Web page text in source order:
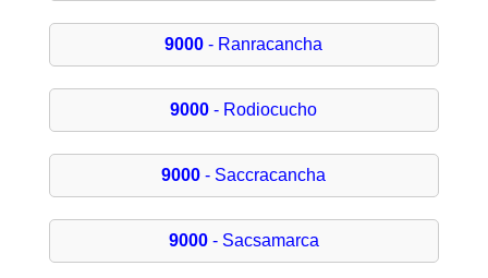
9000 - Ranracancha
9000 - Rodiocucho
9000 - Saccracancha
9000- Sacsamarca